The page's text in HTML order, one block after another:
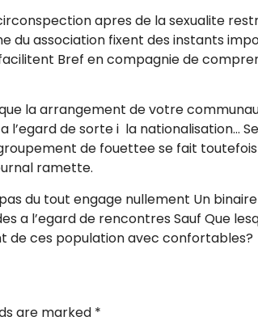
apres de la sexualite
du association fixent des instants
Bref en compagnie de
la arrangement de votre
l’egard de sorte i la nationalisation…
de fouettee se fait
ramette.
du tout engage nullement Un
a l’egard de rencontres Sauf Que
de ces population avec confortables?
are marked *